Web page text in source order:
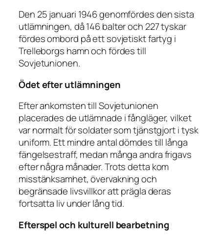
Den 25 januari 1946 genomfördes den sista
utlämningen, då 146 balter och 227 tyskar
fördes ombord på ett sovjetiskt fartyg i
Trelleborgs hamn och fördes till
Sovjetunionen.
Ödet efter utlämningen
Efter ankomsten till Sovjetunionen
placerades de utlämnade i fångläger, vilket
var normalt för soldater som tjänstgjort i tysk
uniform. Ett mindre antal dömdes till långa
fängelsestraff, medan många andra frigavs
efter några månader. Trots detta kom
misstänksamhet, övervakning och
begränsade livsvillkor att prägla deras
fortsatta liv under lång tid.
Efterspel och kulturell bearbetning